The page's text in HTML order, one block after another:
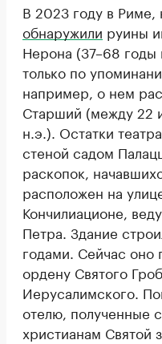
В 2023 году в Риме,
обнаружили руины
Нерона (37–68 годы
только по
например, о нем
Старший (между 22
н.э.). Остатки
стеной садом
раскопок,
расположен на
Кончилиационе,
Петра. Здание
годами. Сейчас
ордену Святого
Иерусалимского.
отелю, полученные
христианам Святой